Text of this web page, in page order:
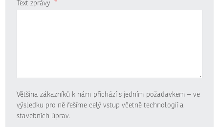
Text zprávy *
Většina zákazníků k nám přichází s jedním požadavkem – ve
výsledku pro ně řešíme celý vstup včetně technologií a
stavebních úprav.